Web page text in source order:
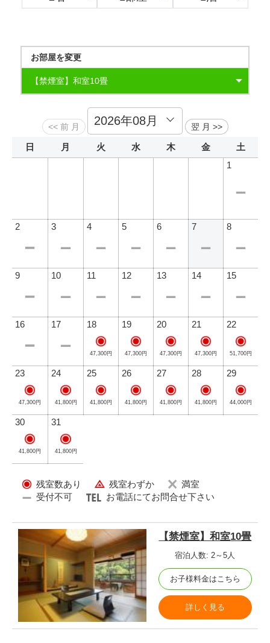
※朝食はビュッフェとなります。
(予約状況によりセットメニューに変更の場合あり)
・女性限定、色浴衣貸出し
通常のお部屋置き浴衣を「選べる色浴衣」に変更致しま
す。
チェックイン時に約30種類の多彩な浴衣からチョイス
お部屋を変更
【禁煙室】和室10畳
米＋露天風呂≪夕食・個室食事処≫
付：約120平米≪夕食・個室食事処≫
日 月 火 水 木 金
土
1
2 3 4 5 6 7 8
9 10 11 12 13 14 15
16 17 18
47,300円
19
47,300円
20
47,300円
21
47,300円
22
51,700円
23
47,300円
24
41,800円
25
41,800円
26
41,800円
27
41,800円
28
41,800円
29
44,000円
30
41,800円
31
41,800円
残室数あり 残室わずか
満室
受付不可
お電話にてお問合せ下さい
【禁煙室】和室10畳
宿泊人数: 2～5人
お子様料金はこちら
詳しく見る